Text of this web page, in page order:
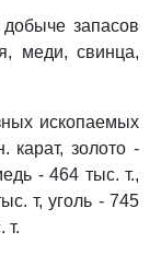
запасов
меди, свинца,
ископаемых
карат, золото -
- 464 тыс. т.,
т, уголь - 745
т.